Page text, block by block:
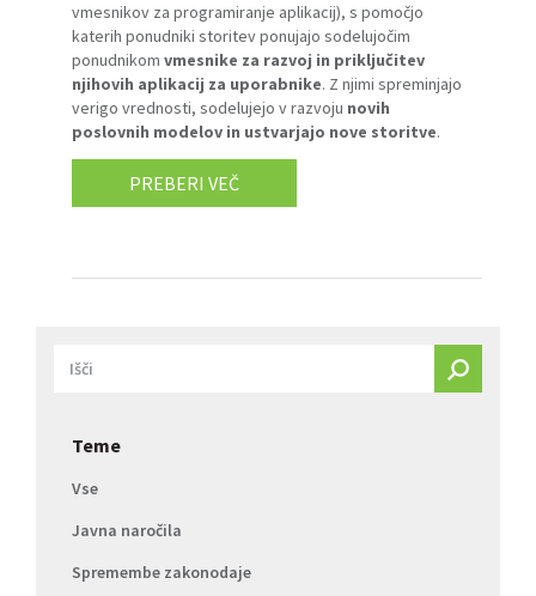
vmesnikov za programiranje aplikacij), s pomočjo
katerih ponudniki storitev ponujajo sodelujočim
ponudnikom vmesnike za razvoj in priključitev
njihovih aplikacij za uporabnike. Z njimi spreminjajo
verigo vrednosti, sodelujejo v razvoju novih
poslovnih modelov in ustvarjajo nove storitve.
PREBERI VEČ
Teme
Vse
Javna naročila
Spremembe zakonodaje